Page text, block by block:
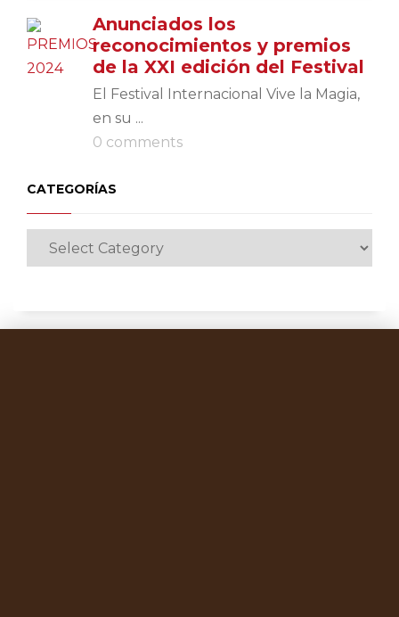
Anunciados los
reconocimientos y premios
de la XXI edición del Festival
El Festival Internacional Vive la Magia,
en su ...
0 comments
CATEGORÍAS